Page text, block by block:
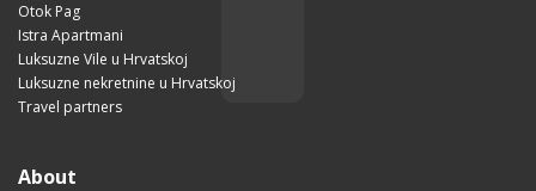
Otok Pag
Istra Apartmani
Luksuzne Vile u Hrvatskoj
Luksuzne nekretnine u Hrvatskoj
Travel partners
About